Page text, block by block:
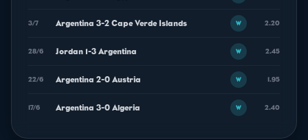
3/7 Argentina 3-2 Cape Verde Islands W 2.20
28/6 Jordan 1-3 Argentina W 2.45
22/6 Argentina 2-0 Austria W 1.95
17/6 Argentina 3-0 Algeria W 2.40